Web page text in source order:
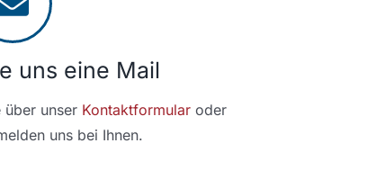
uns eine Mail
über unser Kontaktformularoder
uns bei Ihnen.